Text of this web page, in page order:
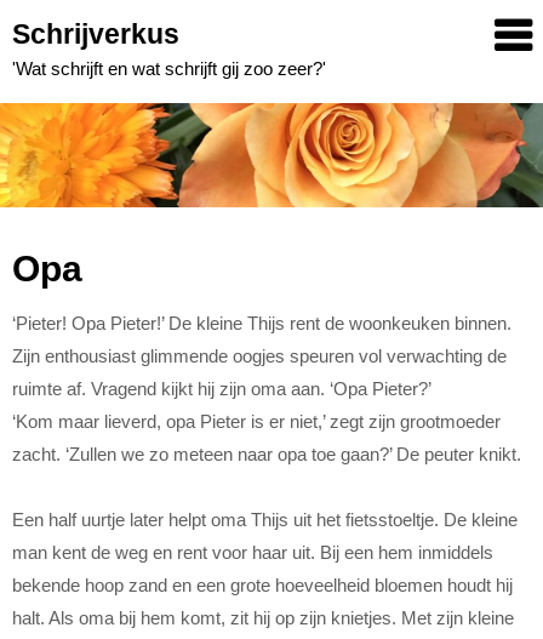
to
content
Schrijverkus
'Wat schrijft en wat schrijft gij zoo zeer?'
Opa
‘Pieter! Opa Pieter!’ De kleine Thijs rent de woonkeuken binnen.
Zijn enthousiast glimmende oogjes speuren vol verwachting de
ruimte af. Vragend kijkt hij zijn oma aan. ‘Opa Pieter?’
‘Kom maar lieverd, opa Pieter is er niet,’ zegt zijn grootmoeder
zacht. ‘Zullen we zo meteen naar opa toe gaan?’ De peuter knikt.
Een half uurtje later helpt oma Thijs uit het fietsstoeltje. De kleine
man kent de weg en rent voor haar uit. Bij een hem inmiddels
bekende hoop zand en een grote hoeveelheid bloemen houdt hij
halt. Als oma bij hem komt, zit hij op zijn knietjes. Met zijn kleine